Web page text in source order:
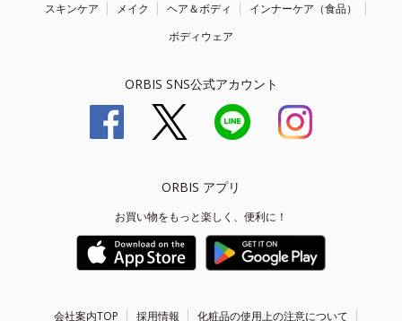
スキンケア メイク ヘア＆ボディ
インナーケア（食品）
ボディウェア
ORBIS SNS公式アカウント
ORBIS アプリ
お買い物をもっと楽しく、便利に！
会社案内TOP 採用情報 化粧品の使用上の注意について